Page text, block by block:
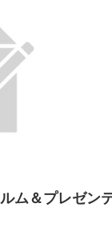
ム＆プレゼン